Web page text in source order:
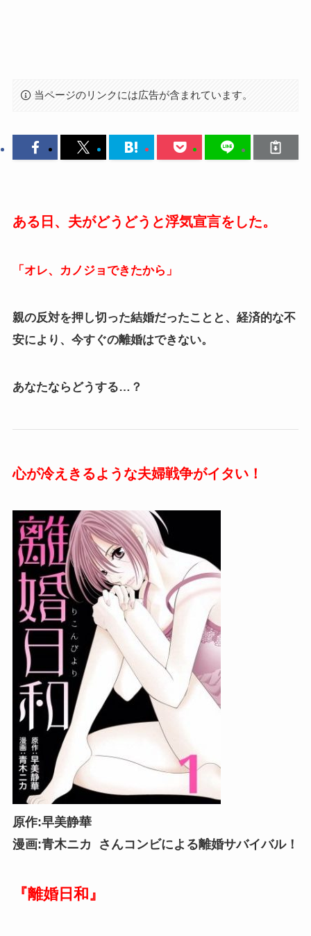
当ページのリンクには広告が含まれています。
ある日、夫がどうどうと浮気宣言をした。
「オレ、カノジョできたから」
親の反対を押し切った結婚だったことと、経済的な不
安により、今すぐの離婚はできない。
あなたならどうする…？
心が冷えきるような夫婦戦争がイタい！
原作:早美静華
漫画:青木ニカ さんコンビによる離婚サバイバル！
『離婚日和』